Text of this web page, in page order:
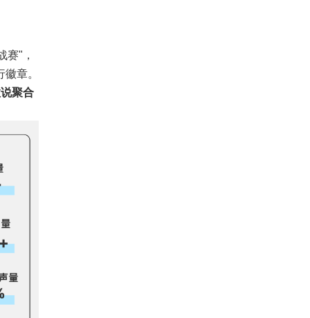
赛"，
章。
聚合